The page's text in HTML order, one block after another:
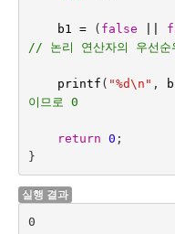
b1 = ( false
// 논리 연산자의 우선
printf ( "%d\n " ,
이므로 0
return 0 ;
}
실행 결과
0